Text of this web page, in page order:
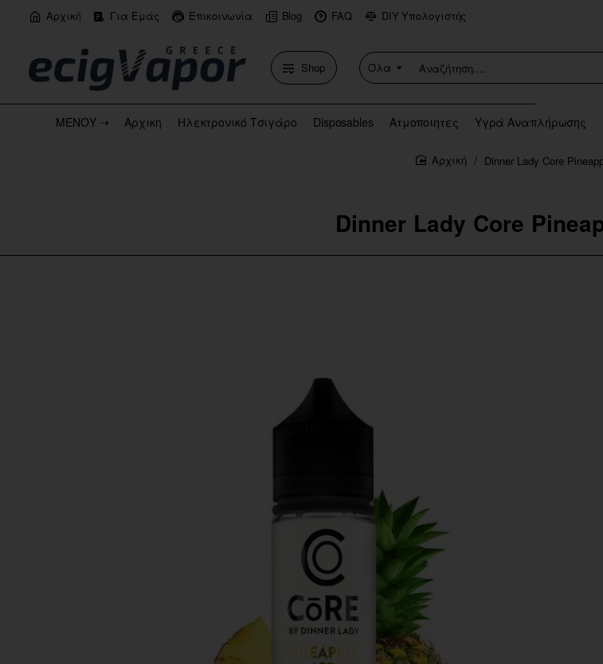
Αρχική Για Εμάς Επικοινωνία Blog FAQ DIY Υπολογιστής
Shop Όλα
Αναζήτηση....
ΜΕΝΟΥ ⇢ Αρχικη Ηλεκτρονικό Τσιγάρο Disposables Ατμοποιητες Υγρά Αναπλήρωσης
Dinner Lady Core
home
Dinner Lady Core